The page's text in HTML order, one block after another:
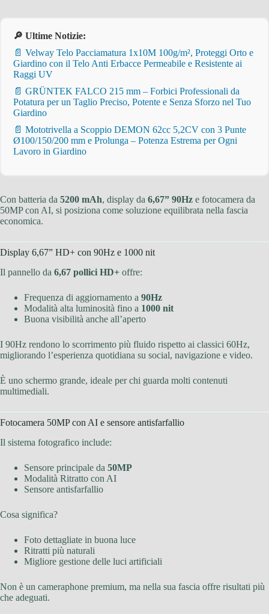
🔎 Ultime Notizie:
📄 Velway Telo Pacciamatura 1x10M 100g/m², Proteggi Orto e
Giardino con il Telo Anti Erbacce Permeabile e Resistente ai
Raggi UV
📄 GRÜNTEK FALCO 215 mm – Forbici Professionali da
Potatura per un Taglio Preciso, Potente e Senza Sforzo nel Tuo
Giardino
📄 Mototrivella a Scoppio DEMON 62cc 5,2CV con 3 Punte
Ø100/150/200 mm e Prolunga – Potenza Estrema per Ogni
Lavoro in Giardino
Con batteria da 5200 mAh, display da 6,67” 90Hz e fotocamera da
50MP con AI, si posiziona come soluzione equilibrata nella fascia
economica.
Display 6,67” HD+ con 90Hz e 1000 nit
Il pannello da 6,67 pollici HD+ offre:
Frequenza di aggiornamento a 90Hz
Modalità alta luminosità fino a 1000 nit
Buona visibilità anche all’aperto
I 90Hz rendono lo scorrimento più fluido rispetto ai classici 60Hz,
migliorando l’esperienza quotidiana su social, navigazione e video.
È uno schermo grande, ideale per chi guarda molti contenuti
multimediali.
Fotocamera 50MP con AI e sensore antisfarfallio
Il sistema fotografico include:
Sensore principale da 50MP
Modalità Ritratto con AI
Sensore antisfarfallio
Cosa significa?
Foto dettagliate in buona luce
Ritratti più naturali
Migliore gestione delle luci artificiali
Non è un cameraphone premium, ma nella sua fascia offre risultati più
che adeguati.